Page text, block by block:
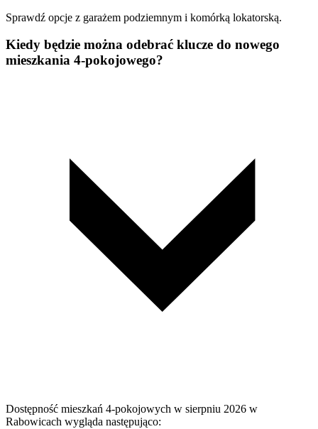
Sprawdź opcje z garażem podziemnym i komórką lokatorską.
Kiedy będzie można odebrać klucze do nowego
mieszkania 4-pokojowego?
Dostępność mieszkań 4-pokojowych w sierpniu 2026 w
Rabowicach wygląda następująco: